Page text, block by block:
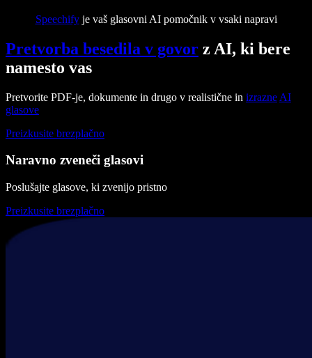
Speechifyje vaš glasovni AI pomočnik v vsaki napravi
Pretvorba besedila v govor z AI, ki bere
namesto vas
Pretvorite PDF-je, dokumente in drugo v realistične in izrazne AI
glasove
Preizkusite brezplačno
Naravno zveneči glasovi
Poslušajte glasove, ki zvenijo pristno
Preizkusite brezplačno